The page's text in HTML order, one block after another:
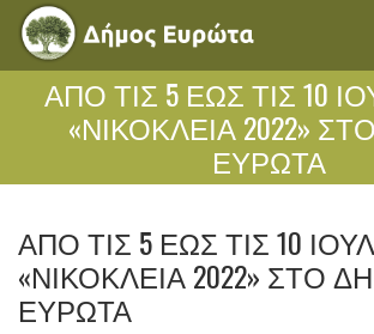
ΑΠΟ ΤΙΣ 5 ΕΩΣ ΤΙΣ 10
«ΝΙΚΟΚΛΕΙΑ 2022»
ΕΥΡΩΤΑ
ΑΠΟ ΤΙΣ 5 ΕΩΣ ΤΙΣ 10
«ΝΙΚΟΚΛΕΙΑ 2022» ΣΤΟ
ΕΥΡΩΤΑ